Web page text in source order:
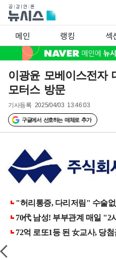
메인 랭킹 섹
이광윤 모베이스전자
모터스 방문
기사등록 2025/04/03 13:46:03
구글에서 선호하는 매체로 추가